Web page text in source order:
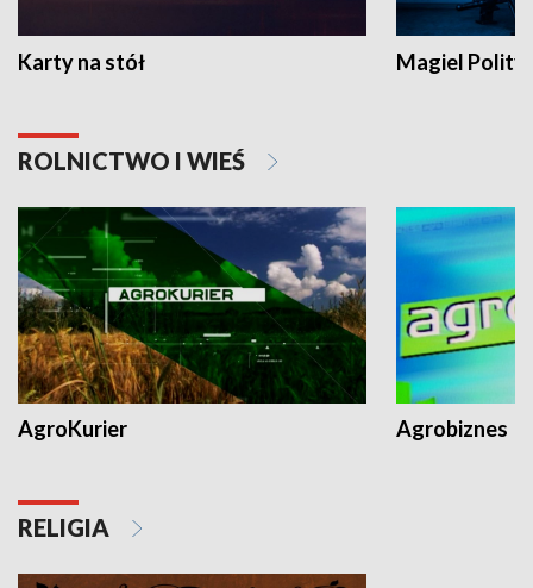
Karty na stół Magiel
ROLNICTWO I WIEŚ
AgroKurier Agrobiznes
RELIGIA